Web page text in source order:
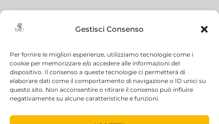
Gestisci Consenso
Per fornire le migliori esperienze, utilizziamo tecnologie come i
cookie per memorizzare e/o accedere alle informazioni del
dispositivo. Il consenso a queste tecnologie ci permetterà di
elaborare dati come il comportamento di navigazione o ID unici su
questo sito. Non acconsentire o ritirare il consenso può influire
negativamente su alcune caratteristiche e funzioni.